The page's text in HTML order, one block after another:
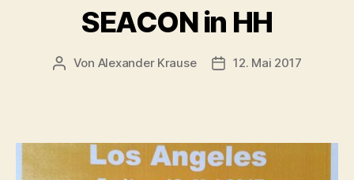
SEACON in HH
Beitragsautor
Von Alexander Krause Beitragsdatum
12. Mai 2017